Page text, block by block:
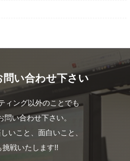
問い合わせ下さい
ィング以外のことでも
問い合わせ下さい。
いこと、面白いこと、
挑戦いたします!!